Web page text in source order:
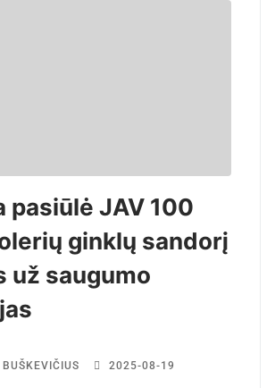
pasiūlė JAV 100
ginklų sandorį
už saugumo
BUŠKEVIČIUS 2025-08-19